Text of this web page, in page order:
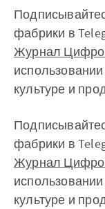
фабрики в
Журнал
культуре и
фабрики в
Журнал
культуре и